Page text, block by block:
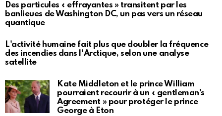
Des particules « effrayantes » transitent par les
banlieues de Washington DC, un pas vers un réseau
quantique
L'activité humaine fait plus que doubler la fréquence
des incendies dans l'Arctique, selon une analyse
satellite
Kate Middleton et le prince William
pourraient recourir à un « gentleman's
Agreement » pour protéger le prince
George à Eton